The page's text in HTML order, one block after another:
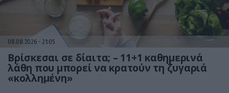
08.08.2026 21:05
Βρίσκεσαι σε δίαιτα; – 11+1 καθημερινά
λάθη που μπορεί να κρατούν τη ζυγαριά
«κολλημένη»